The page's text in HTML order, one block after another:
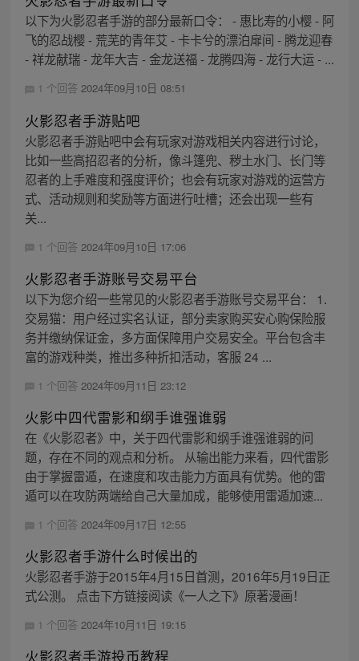
以下为火影忍者手游的部分最新口令： - 惠比寿的小樱 - 阿
飞的忍战樱 - 荒芜的青年艾 - 卡卡兮的漂泊扉间 - 腾龙迎春
- 祥龙献瑞 - 龙年大吉 - 金龙送福 - 龙腾四海 - 龙行大运 - ...
1 个回答 2024年09月10日 08:51
火影忍者手游贴吧
火影忍者手游贴吧中会有玩家对游戏相关内容进行讨论，
比如一些高招忍者的分析，像斗篷兜、秽土水门、长门等
忍者的上手难度和强度评价；也会有玩家对游戏的运营方
式、活动规则和奖励等方面进行吐槽；还会出现一些有
关...
1 个回答 2024年09月10日 17:06
火影忍者手游账号交易平台
以下为您介绍一些常见的火影忍者手游账号交易平台： 1.
交易猫：用户经过实名认证，部分卖家购买安心购保险服
务并缴纳保证金，多方面保障用户交易安全。平台包含丰
富的游戏种类，推出多种折扣活动，客服 24 ...
1 个回答 2024年09月11日 23:12
火影中四代雷影和纲手谁强谁弱
在《火影忍者》中，关于四代雷影和纲手谁强谁弱的问
题，存在不同的观点和分析。 从输出能力来看，四代雷影
由于掌握雷遁，在速度和攻击能力方面具有优势。他的雷
遁可以在攻防两端给自己大量加成，能够使用雷遁加速...
1 个回答 2024年09月17日 12:55
火影忍者手游什么时候出的
火影忍者手游于2015年4月15日首测，2016年5月19日正
式公测。 点击下方链接阅读《一人之下》原著漫画！
1 个回答 2024年10月11日 19:15
火影忍者手游投币教程